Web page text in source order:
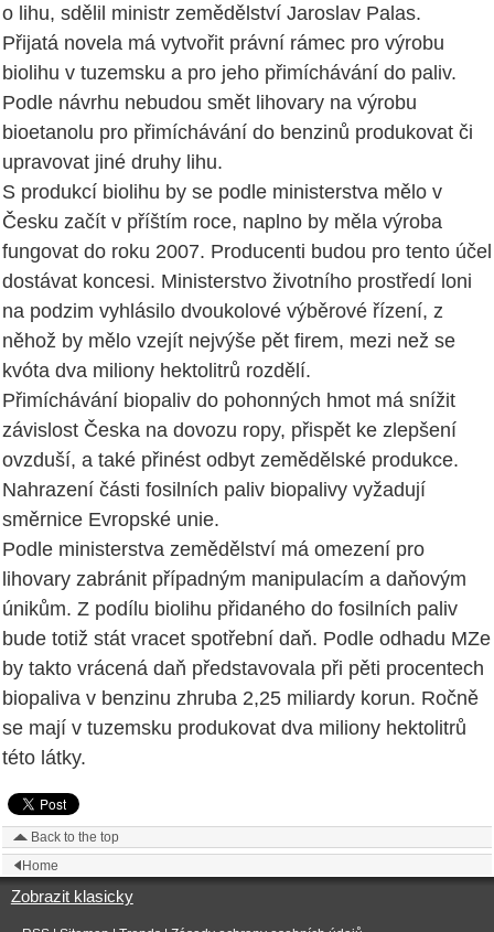
o lihu, sdělil ministr zemědělství Jaroslav Palas.
Přijatá novela má vytvořit právní rámec pro výrobu
biolihu v tuzemsku a pro jeho přimíchávání do paliv.
Podle návrhu nebudou smět lihovary na výrobu
bioetanolu pro přimíchávání do benzinů produkovat či
upravovat jiné druhy lihu.
S produkcí biolihu by se podle ministerstva mělo v
Česku začít v příštím roce, naplno by měla výroba
fungovat do roku 2007. Producenti budou pro tento účel
dostávat koncesi. Ministerstvo životního prostředí loni
na podzim vyhlásilo dvoukolové výběrové řízení, z
něhož by mělo vzejít nejvýše pět firem, mezi než se
kvóta dva miliony hektolitrů rozdělí.
Přimíchávání biopaliv do pohonných hmot má snížit
závislost Česka na dovozu ropy, přispět ke zlepšení
ovzduší, a také přinést odbyt zemědělské produkce.
Nahrazení části fosilních paliv biopalivy vyžadují
směrnice Evropské unie.
Podle ministerstva zemědělství má omezení pro
lihovary zabránit případným manipulacím a daňovým
únikům. Z podílu biolihu přidaného do fosilních paliv
bude totiž stát vracet spotřební daň. Podle odhadu MZe
by takto vrácená daň představovala při pěti procentech
biopaliva v benzinu zhruba 2,25 miliardy korun. Ročně
se mají v tuzemsku produkovat dva miliony hektolitrů
této látky.
Back to the top
Home
Zobrazit klasicky